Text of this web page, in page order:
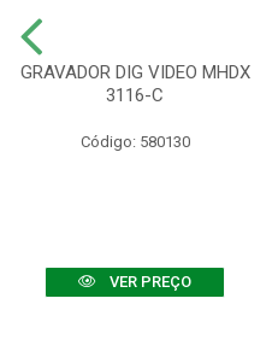
GRAVADOR DIG VIDEO MHDX
3116-C
Código: 580130
VER PREÇO